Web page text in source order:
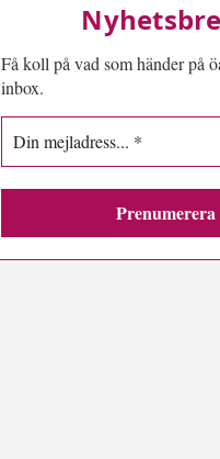
Få koll på vad som händer på
inbox.